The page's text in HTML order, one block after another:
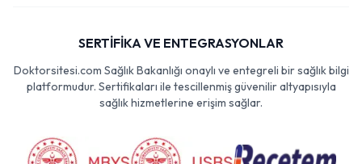
SERTİFİKA VE ENTEGRASYONLAR
Doktorsitesi.com Sağlık Bakanlığı onaylı ve entegreli bir sağlık bilgi
platformudur. Sertifikaları ile tescillenmiş güvenilir altyapısıyla
sağlık hizmetlerine erişim sağlar.